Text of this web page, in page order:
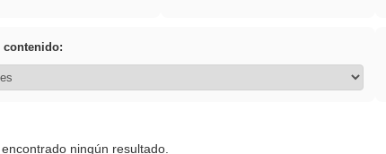
contenido:
ningún resultado.